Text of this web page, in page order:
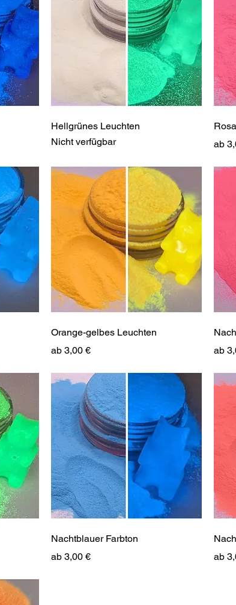
Hellgrünes Leuchten
Nicht verfügbar
ab
Orange-gelbes Leuchten
ab 3,00 €
Sale-Preis
ab
Nachtblauer Farbton
ab 3,00 €
Sale-Preis
ab